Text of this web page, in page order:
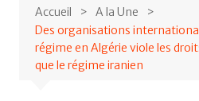
Accueil
A la Une
Des organisations
régime en Algérie viole les
que le régime iranien